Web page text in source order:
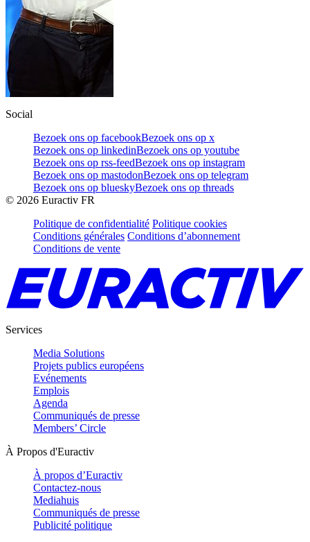
Social
Bezoek ons op facebookBezoek ons op x
Bezoek ons op linkedinBezoek ons op youtube
Bezoek ons op rss-feedBezoek ons op instagram
Bezoek ons op mastodonBezoek ons op telegram
Bezoek ons op blueskyBezoek ons op threads
© 2026 Euractiv FR
Politique de confidentialité Politique cookies
Conditions générales Conditions d’abonnement
Conditions de vente
Services
Media Solutions
Projets publics européens
Evénements
Emplois
Agenda
Communiqués de presse
Members’ Circle
À Propos d'Euractiv
À propos d’Euractiv
Contactez-nous
Mediahuis
Communiqués de presse
Publicité politique